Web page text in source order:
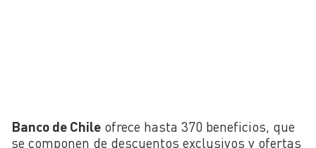
Banco de Chile ofrece hasta 370 beneficios, que
se componen de descuentos exclusivos y ofertas